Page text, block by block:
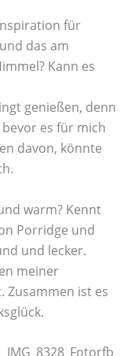
für
das am
Kann es
genießen, denn
es für mich
davon, könnte
warm? Kennt
Porridge und
und lecker.
meiner
Zusammen ist es